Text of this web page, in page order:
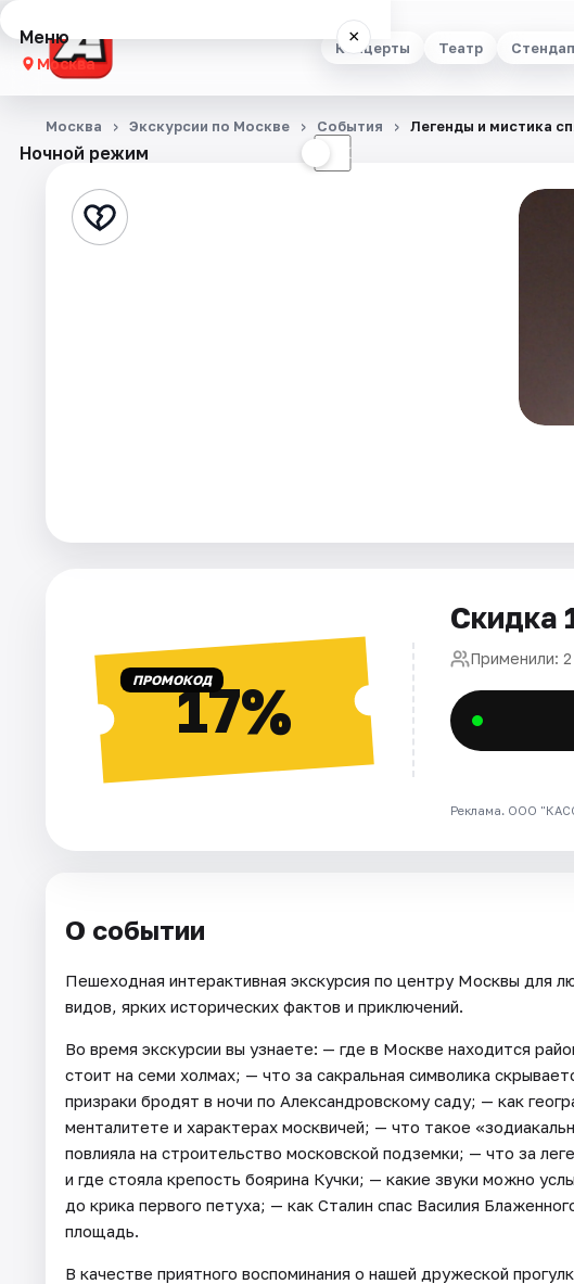
Концерты Театр Стендап
Меню ×
Москва
Концерты
Стендап
Города
Рейтинги
Ночной режим ☾
Москва Экскурсии по Москве События Легенды и мистика
ПРОМОКОД17%
Скидка
Применили:
Реклама. ООО
О событии
Пешеходная интерактивная экскурсия по центру Москвы для
видов, ярких исторических фактов и приключений.
Во время экскурсии вы узнаете: — где в Москве находится
стоит на семи холмах; — что за сакральная символика
призраки бродят в ночи по Александровскому саду; — как
менталитете и характерах москвичей; — что такое
повлияла на строительство московской подземки; — что за
и где стояла крепость боярина Кучки; — какие звуки можно
до крика первого петуха; — как Сталин спас Василия
площадь.
В качестве приятного воспоминания о нашей дружеской